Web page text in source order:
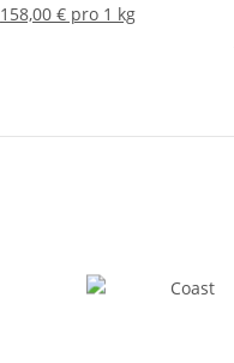
158,00 € pro 1 kg